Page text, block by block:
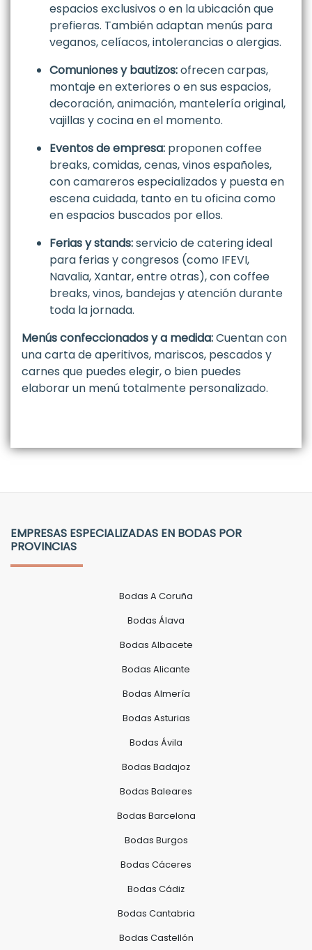
espacios exclusivos o en la ubicación que
prefieras. También adaptan menús para
veganos, celíacos, intolerancias o alergias.
Comuniones y bautizos:ofrecen carpas,
montaje en exteriores o en sus espacios,
decoración, animación, mantelería original,
vajillas y cocina en el momento.
Eventos de empresa: proponen coffee
breaks, comidas, cenas, vinos españoles,
con camareros especializados y puesta en
escena cuidada, tanto en tu oficina como
en espacios buscados por ellos.
Ferias y stands:servicio de catering ideal
para ferias y congresos (como IFEVI,
Navalia, Xantar, entre otras), con coffee
breaks, vinos, bandejas y atención durante
toda la jornada.
Menús confeccionados y a medida:Cuentan con
una carta de aperitivos, mariscos, pescados y
carnes que puedes elegir, o bien puedes
elaborar un menú totalmente personalizado.
EMPRESAS ESPECIALIZADAS EN BODAS POR
PROVINCIAS
Bodas A Coruña
Bodas Álava
Bodas Albacete
Bodas Alicante
Bodas Almería
Bodas Asturias
Bodas Ávila
Bodas Badajoz
Bodas Baleares
Bodas Barcelona
Bodas Burgos
Bodas Cáceres
Bodas Cádiz
Bodas Cantabria
Bodas Castellón